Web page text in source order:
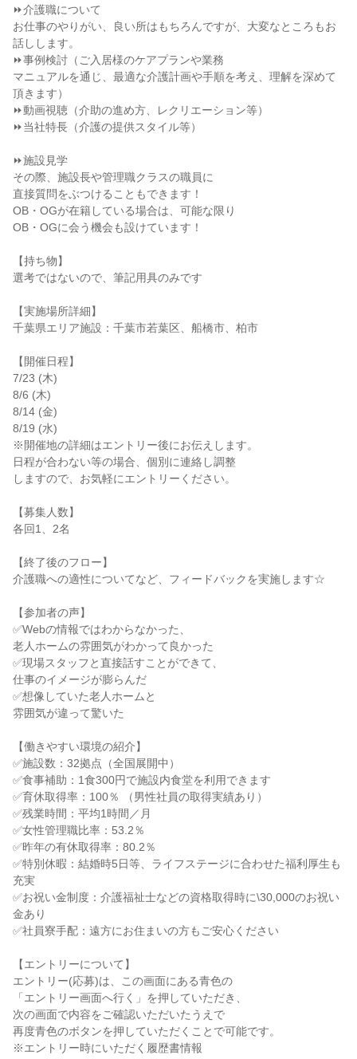
⏩介護職について
お仕事のやりがい、良い所はもちろんですが、大変なところもお
話しします。
⏩事例検討（ご入居様のケアプランや業務
マニュアルを通じ、最適な介護計画や手順を考え、理解を深めて
頂きます）
⏩動画視聴（介助の進め方、レクリエーション等）
⏩当社特長（介護の提供スタイル等）
⏩施設見学
その際、施設長や管理職クラスの職員に
直接質問をぶつけることもできます！
OB・OGが在籍している場合は、可能な限り
OB・OGに会う機会も設けています！
【持ち物】
選考ではないので、筆記用具のみです
【実施場所詳細】
千葉県エリア施設：千葉市若葉区、船橋市、柏市
【開催日程】
7/23 (木)
8/6 (木)
8/14 (金)
8/19 (水)
※開催地の詳細はエントリー後にお伝えします。
日程が合わない等の場合、個別に連絡し調整
しますので、お気軽にエントリーください。
【募集人数】
各回1、2名
【終了後のフロー】
介護職への適性についてなど、フィードバックを実施します☆
【参加者の声】
✅Webの情報ではわからなかった、
老人ホームの雰囲気がわかって良かった
✅現場スタッフと直接話すことができて、
仕事のイメージが膨らんだ
✅想像していた老人ホームと
雰囲気が違って驚いた
【働きやすい環境の紹介】
✅施設数：32拠点（全国展開中）
✅食事補助：1食300円で施設内食堂を利用できます
✅育休取得率：100％ （男性社員の取得実績あり）
✅残業時間：平均1時間／月
✅女性管理職比率：53.2％
✅昨年の有休取得率：80.2％
✅特別休暇：結婚時5日等、ライフステージに合わせた福利厚生も
充実
✅お祝い金制度：介護福祉士などの資格取得時に\30,000のお祝い
金あり
✅社員寮手配：遠方にお住まいの方もご安心ください
【エントリーについて】
エントリー(応募)は、この画面にある青色の
「エントリー画面へ行く」を押していただき、
次の画面で内容をご確認いただいたうえで
再度青色のボタンを押していただくことで可能です。
※エントリー時にいただく履歴書情報